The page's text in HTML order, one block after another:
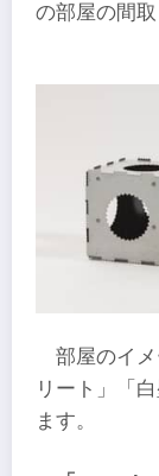
の部屋の間
部屋のイ
リート」「​
ます。